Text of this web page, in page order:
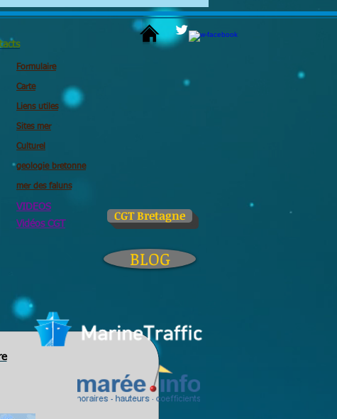
CGT Bretagne
Formulaire
Carte
Liens utiles
Sites mer
Culturel
geologie bretonne
mer des faluns
VIDEOS
Vidéos CGT
BLOG